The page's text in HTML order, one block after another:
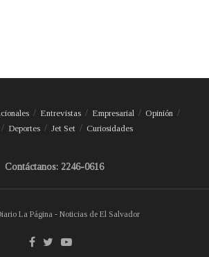
Entrevistas Empresarial
Opinión
Deportes Jet Set Curiosidades
Contáctanos: 2246-0616
La Página - Noticias de El Salvador